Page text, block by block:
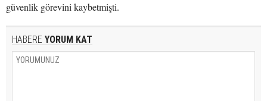
güvenlik görevini kaybetmişti.
HABERE YORUM KAT